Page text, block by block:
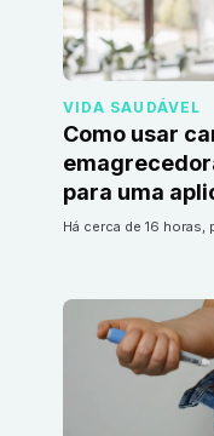
VIDA SAUDÁVEL
Como usar
para uma
há cerca de 16 horas,